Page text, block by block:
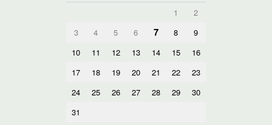
1
2
3
4 5 6 7 8
9
10
11 12 13 14 15
16
17
18 19 20 21 22
23
24
25 26 27 28 29
30
31